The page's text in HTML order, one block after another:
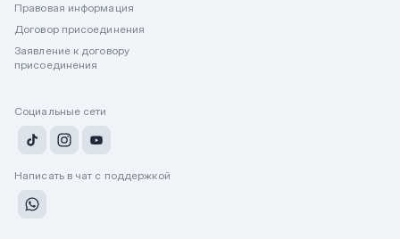
Правовая информация
Договор присоединения
Заявление к договору
присоединения
Социальные сети
Написать в чат с поддержкой